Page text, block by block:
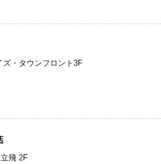
・タウンフロント3F
飛 2F